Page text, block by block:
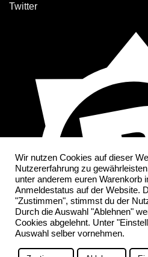
Twitter
Wir nutzen Cookies auf dieser
Nutzererfahrung zu
unter anderem euren Warenkorb
Anmeldestatus auf der Website.
"Zustimmen", stimmst du der
Durch die Auswahl "Ablehnen"
Cookies abgelehnt. Unter
Auswahl selber vornehmen.